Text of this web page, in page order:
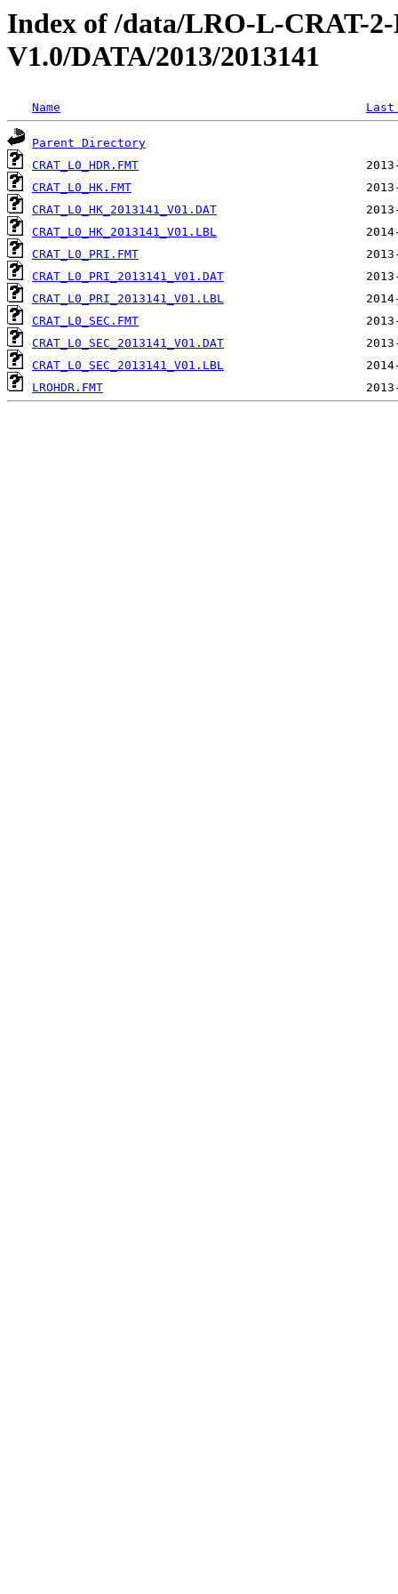
Index of /data/LRO-L-CRAT-
V1.0/DATA/2013/2013141
Name
Parent Directory
CRAT_L0_HDR.FMT
CRAT_L0_HK.FMT
CRAT_L0_HK_2013141_V01.DAT
CRAT_L0_HK_2013141_V01.LBL
CRAT_L0_PRI.FMT
CRAT_L0_PRI_2013141_V01.DAT
CRAT_L0_PRI_2013141_V01.LBL
CRAT_L0_SEC.FMT
CRAT_L0_SEC_2013141_V01.DAT
CRAT_L0_SEC_2013141_V01.LBL
LROHDR.FMT